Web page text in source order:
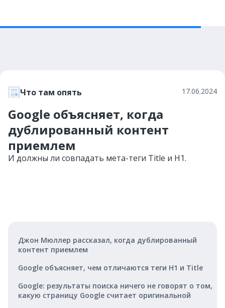
Что там опять 17.06.2024
Google объясняет, когда
дублированный контент
приемлем
И должны ли совпадать мета-теги Title и H1.
Джон Мюллер рассказал, когда дублированный
контент приемлем
Google объясняет, чем отличаются теги H1 и Title
Google: результаты поиска ничего не говорят о том,
какую страницу Google считает оригинальной